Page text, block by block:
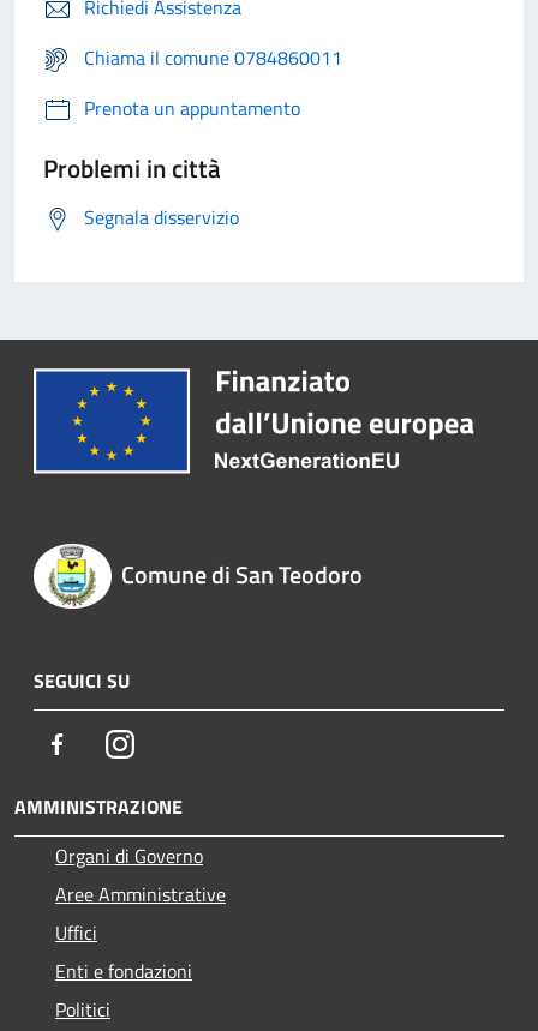
Richiedi Assistenza
Chiama il comune 0784860011
Prenota un appuntamento
Problemi in città
Segnala disservizio
Comune di San Teodoro
SEGUICI SU
FacebookInstagram
AMMINISTRAZIONE
Organi di Governo
Aree Amministrative
Uffici
Enti e fondazioni
Politici